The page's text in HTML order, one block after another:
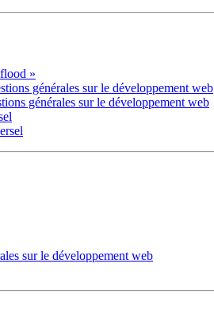
»
générales sur le développement web
générales sur le développement web
sur le développement web